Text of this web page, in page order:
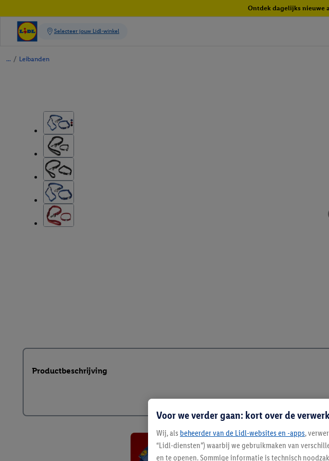
Ontdek dagelijks nieuwe
/ Leibanden
Productbeschrijving
Voor we verder gaan: kort over de
Wij, als beheerder van de Lidl-websites en -apps,
“Lidl-diensten”) waarbij we gebruikmaken van
en te openen. Sommige informatie is technisch